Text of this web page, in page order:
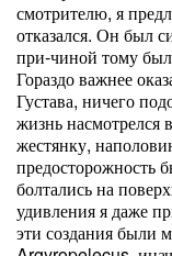
смотрителю, я
отказался. Он был
при-чиной тому
Гораздо важнее
Густава, ничего
жизнь насмотрелся
жестянку,
предосторожность
болтались на
удивления я даже
эти создания были